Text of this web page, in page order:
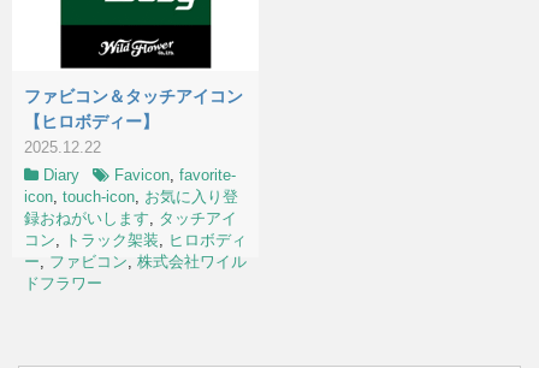
ファビコン＆タッチアイコン
【ヒロボディー】
2025.12.22
Diary
Favicon, favorite-
icon touch-icon お気に入り登
録おねがいします
タッチアイ
コン
トラック架装
ヒロボディ
ー
ファビコン 株式会社ワイル
ドフラワー